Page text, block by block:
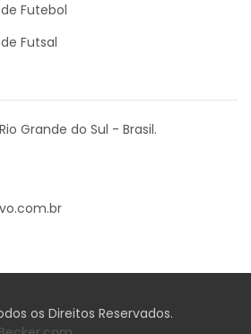
Futebol
Futsal
Grande do Sul - Brasil.
os Direitos Reservados.